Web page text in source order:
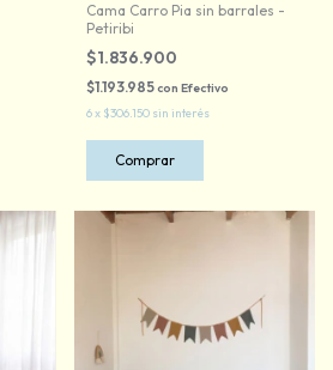
Cama Carro Pia sin barrales -
Petiribi
$1.836.900
$1.193.985con Efectivo
6x $306.150 sin interés
Comprar